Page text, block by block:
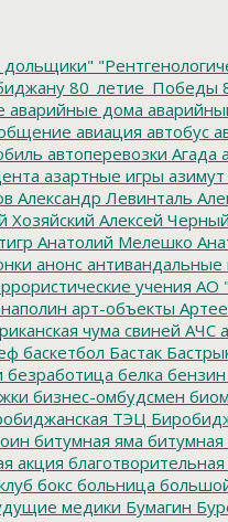
дольщики"
80_летие_Победы
аварийные дома
авиация автобус
автоперевозки Агада
азартные игры азимут
Александр Левинталь
Хозяйский Алексей Черный
Анатолий Мелешко
анонс
учения АО
арт-объекты
чума свиней АЧС
баскетбол Бастак
безработица белка бензин
бизнес-омбудсмен
ТЭЦ
битумная яма
акция
бокс больница
медики Бумагин